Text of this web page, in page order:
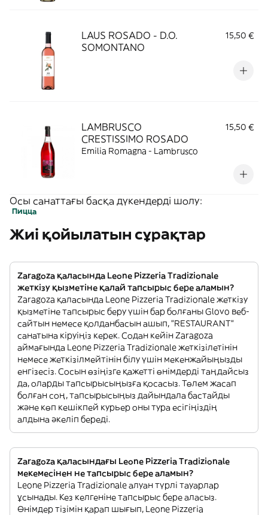
LAUS ROSADO - D.O.
SOMONTANO
15,50 €
LAMBRUSCO
CRESTISSIMO ROSADO
15,50 €
Emilia Romagna - Lambrusco
Осы санаттағы басқа дүкендерді шолу:
Пицца
Жиі қойылатын сұрақтар
Zaragoza қаласында Leone Pizzeria Tradizionale
жеткізу қызметіне қалай тапсырыс бере аламын?
Zaragoza қаласында Leone Pizzeria Tradizionale жеткізу
қызметіне тапсырыс беру үшін бар болғаны Glovo веб-
сайтын немесе қолданбасын ашып, "RESTAURANT"
санатына кіруіңіз керек. Содан кейін Zaragoza
аймағында Leone Pizzeria Tradizionale жеткізілетінін
немесе жеткізілмейтінін білу үшін мекенжайыңызды
енгізесіз. Сосын өзіңізге қажетті өнімдерді таңдайсыз
да, оларды тапсырысыңызға қосасыз. Төлем жасап
болған соң, тапсырысыңыз дайындала бастайды
және көп кешікпей курьер оны тура есігіңіздің
алдына әкеліп береді.
Zaragoza қаласындағы Leone Pizzeria Tradizionale
мекемесінен не тапсырыс бере аламын?
Leone Pizzeria Tradizionale алуан түрлі тауарлар
ұсынады. Кез келгеніне тапсырыс бере аласыз.
Өнімдер тізімін қарап шығып, Leone Pizzeria